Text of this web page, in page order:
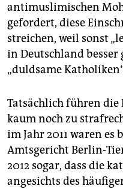
antimuslimischen
gefordert, diese
streichen, weil sonst
in Deutschland besser
„duldsame
Tatsächlich führen die
kaum noch zu
im Jahr 2011 waren es
Amtsgericht Berlin-
2012 sogar, dass die
angesichts des